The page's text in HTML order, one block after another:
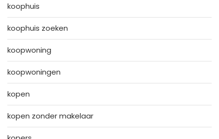
koophuis
koophuis zoeken
koopwoning
koopwoningen
kopen
kopen zonder makelaar